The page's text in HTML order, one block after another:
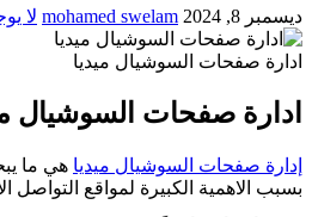
ديسمبر 8, 2024 mohamed swelam لا
ادارة صفحات السوشيال ميديا
ادارة صفحات السوشيال
إدارة صفحات السوشيال ميديا هي ما
بسبب الاهمية الكبيرة لمواقع